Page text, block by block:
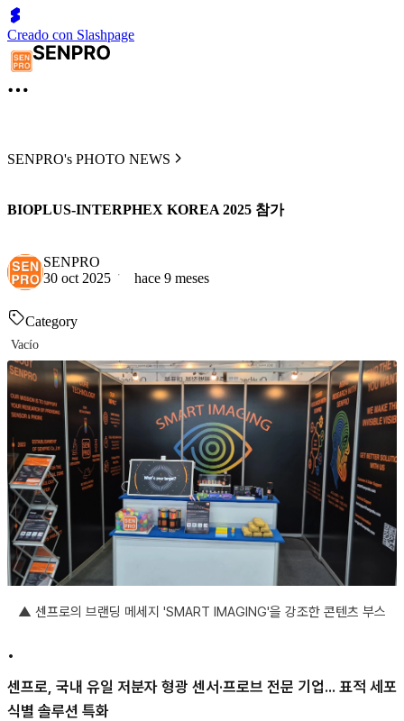
Creado con Slashpage
SENPRO's PHOTO NEWS
BIOPLUS-INTERPHEX KOREA 2025 참가
SENPRO
30 oct 2025
hace 9 meses
Category
Vacío
▲ 센프로의 브랜딩 메세지 'SMART IMAGING'을 강조한 콘텐츠 부스
•
센프로, 국내 유일 저분자 형광 센서·프로브 전문 기업... 표적 세포
식별 솔루션 특화